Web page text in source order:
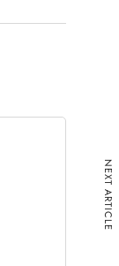
NEXT ARTICLE